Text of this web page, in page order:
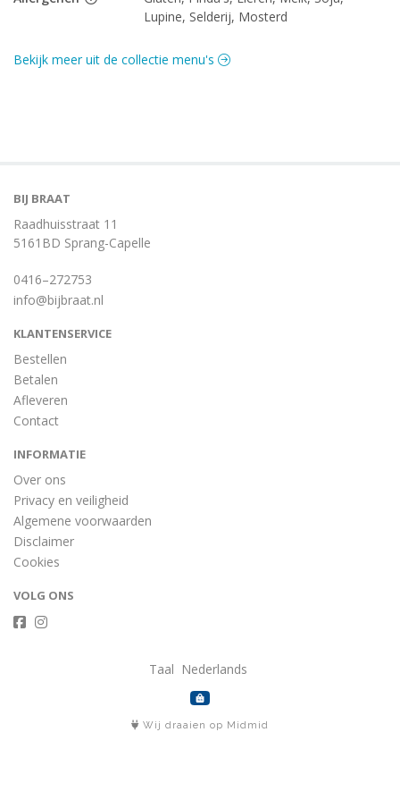
Lupine, Selderij, Mosterd
Bekijk meer uit de collectie menu's
BIJ BRAAT
Raadhuisstraat 11
5161BD Sprang-Capelle
0416–272753
info@bijbraat.nl
KLANTENSERVICE
Bestellen
Betalen
Afleveren
Contact
INFORMATIE
Over ons
Privacy en veiligheid
Algemene voorwaarden
Disclaimer
Cookies
VOLG ONS
Taal
Wij draaien op Midmid